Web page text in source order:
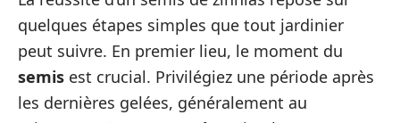
quelques étapes simples que tout jardinier
peut suivre. En premier lieu, le moment du
semis est crucial. Privilégiez une période après
les dernières gelées, généralement au